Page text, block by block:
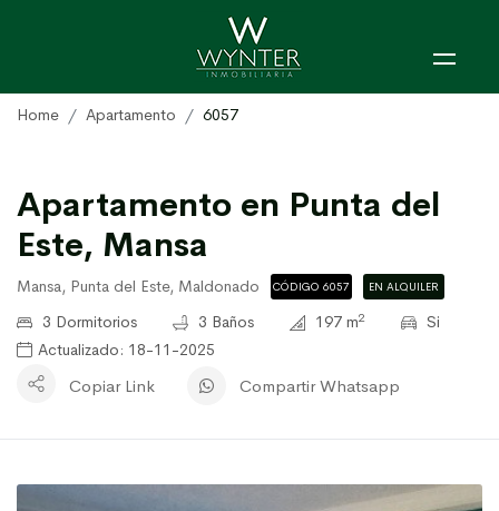
Home Apartamento 6057
Apartamento en Punta del
Este, Mansa
Mansa, Punta del Este, Maldonado CÓDIGO 6057 EN ALQUILER
3 Dormitorios 3 Baños 197 m2
Si
Actualizado: 18-11-2025
Copiar Link Compartir Whatsapp